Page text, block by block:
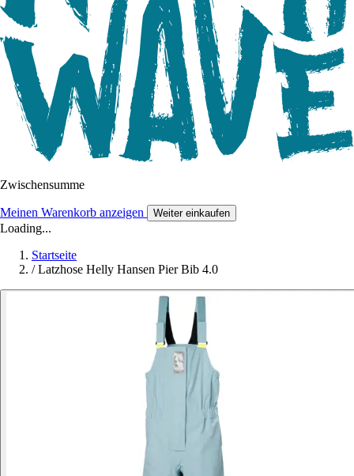
Zwischensumme
Meinen Warenkorb anzeigen Weiter einkaufen
Loading...
Startseite
/ Latzhose Helly Hansen Pier Bib 4.0